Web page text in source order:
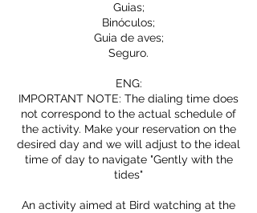
Guias;
Binóculos;
Guia de aves;
Seguro.
ENG:
IMPORTANT NOTE: The dialing time does
not correspond to the actual schedule of
the activity. Make your reservation on the
desired day and we will adjust to the ideal
time of day to navigate "Gently with the
tides"
An activity aimed at Bird watching at the